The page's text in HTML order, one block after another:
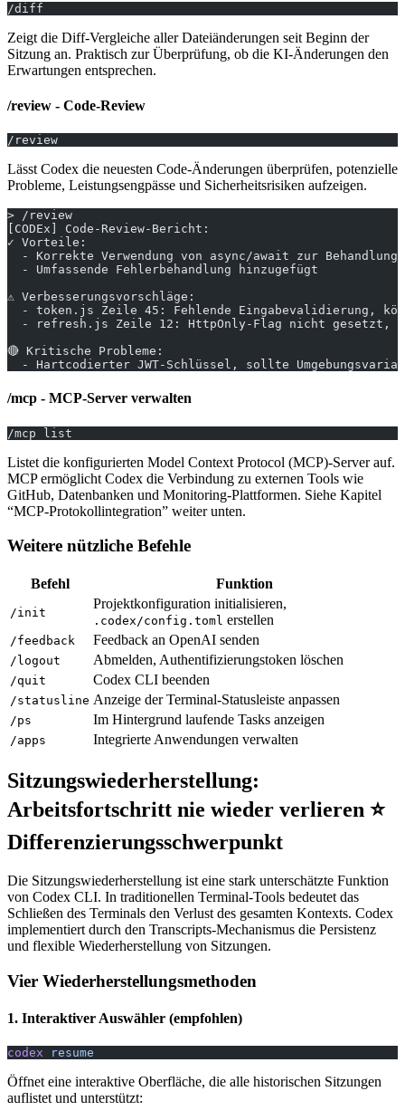
/diff
Zeigt die Diff-Vergleiche aller Dateiänderungen seit Beginn der
Sitzung an. Praktisch zur Überprüfung, ob die KI-Änderungen den
Erwartungen entsprechen.
/review - Code-Review
/review
Lässt Codex die neuesten Code-Änderungen überprüfen, potenzielle
Probleme, Leistungsengpässe und Sicherheitsrisiken aufzeigen.
> /review
[CODEx] Code-Review-Bericht:
✓ Vorteile:
- Korrekte Verwendung von async/await zur Behandlung
  - Umfassende Fehlerbehandlung hinzugefügt
⚠ Verbesserungsvorschläge:
- token.js Zeile 45: Fehlende Eingabevalidierung,
- refresh.js Zeile 12: HttpOnly-Flag nicht gesetzt,
🔴 Kritische Probleme:
- Hartcodierter JWT-Schlüssel, sollte
/mcp - MCP-Server verwalten
/mcp list
Listet die konfigurierten Model Context Protocol (MCP)-Server auf.
MCP ermöglicht Codex die Verbindung zu externen Tools wie
GitHub, Datenbanken und Monitoring-Plattformen. Siehe Kapitel
“MCP-Protokollintegration” weiter unten.
Weitere nützliche Befehle
Befehl Funktion
/init
Projektkonfiguration initialisieren,
.codex/config.toml erstellen
/feedback Feedback an OpenAI senden
/logout Abmelden, Authentifizierungstoken löschen
/quit Codex CLI beenden
/statusline Anzeige der Terminal-Statusleiste anpassen
/ps Im Hintergrund laufende Tasks anzeigen
/apps Integrierte Anwendungen verwalten
Sitzungswiederherstellung:
Arbeitsfortschritt nie wieder verlieren ⭐
Differenzierungsschwerpunkt
Die Sitzungswiederherstellung ist eine stark unterschätzte Funktion
von Codex CLI. In traditionellen Terminal-Tools bedeutet das
Schließen des Terminals den Verlust des gesamten Kontexts. Codex
implementiert durch den Transcripts-Mechanismus die Persistenz
und flexible Wiederherstellung von Sitzungen.
Vier Wiederherstellungsmethoden
1. Interaktiver Auswähler (empfohlen)
codex resume
Öffnet eine interaktive Oberfläche, die alle historischen Sitzungen
auflistet und unterstützt: